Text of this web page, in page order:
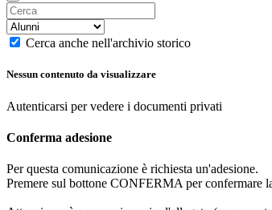
Cerca anche nell'archivio storico
Nessun contenuto da visualizzare
Autenticarsi per vedere i documenti privati
Conferma adesione
Per questa comunicazione è richiesta un'adesione.
Premere sul bottone CONFERMA per confermare